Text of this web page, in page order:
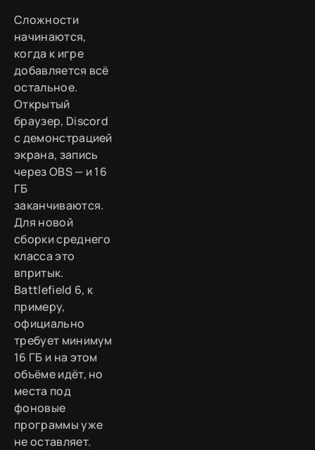
Сложности
начинаются,
когда к игре
добавляется всё
остальное.
Открытый
браузер, Discord
с демонстрацией
экрана, запись
через OBS — и 16
ГБ
заканчиваются.
Для новой
сборки среднего
класса это
впритык.
Battlefield 6, к
примеру,
официально
требует минимум
16 ГБ и на этом
объёме идёт, но
места под
фоновые
программы уже
не оставляет.